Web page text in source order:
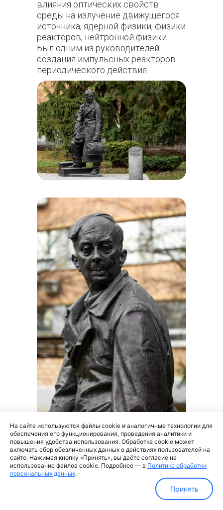
влияния оптических свойств
среды на излучение движущегося
источника, ядерной физики, физики
реакторов, нейтронной физики.
Был одним из руководителей
создания импульсных реакторов
периодического действия.
Памятник И.М. Франку работы
скульптора А.А. Миронова
установлен в НИЯУ МИФИ в 2022
На сайте используются файлы cookie и аналогичные технологии для
обеспечения его функционирования, проведения аналитики и
повышения удобства использования. Обработка cookie может
включать сбор обезличенных данных о действиях пользователей на
сайте. Нажимая кнопку «Принять», вы даёте согласие на
использование файлов cookie. Подробнее — в Политике обработки
персональных данных.
Принять